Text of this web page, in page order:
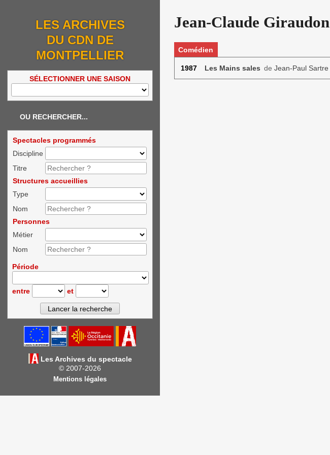
LES ARCHIVES
DU CDN DE
MONTPELLIER
SÉLECTIONNER UNE SAISON
OU RECHERCHER...
Spectacles programmés
Discipline
Titre
Structures accueillies
Type
Nom
Personnes
Métier
Nom
Période
entre et
Les Archives du spectacle
© 2007-2026
Mentions légales
Jean-Claude Giraudon
Comédien
1987 Les Mains sales de Jean-Paul Sartre